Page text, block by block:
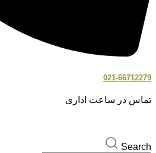
021-66712279
تماس در ساعت اداری
Search